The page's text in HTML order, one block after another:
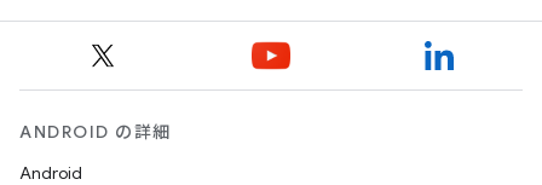
ANDROID の詳細
Android